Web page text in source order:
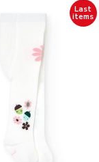
Last
items